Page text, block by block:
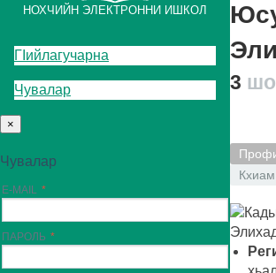
НОХЧИЙН ЭЛЕКТРОННИ ИШКОЛ
ГIийлагучарна
Чувалар
×
Чувалар
E-MAIL
ПАРОЛЬ
3
Кхиам